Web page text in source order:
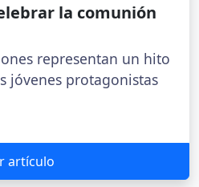
la comunión
representan un hito
jóvenes protagonistas
artículo